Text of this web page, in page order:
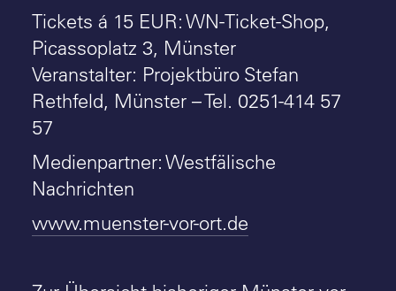
Tickets á 15 EUR: WN-Ticket-Shop,
Picassoplatz 3, Münster
Veranstalter: Projektbüro Stefan
Rethfeld, Münster – Tel. 0251-414 57
57
Medienpartner: Westfälische
Nachrichten
www.muenster-vor-ort.de